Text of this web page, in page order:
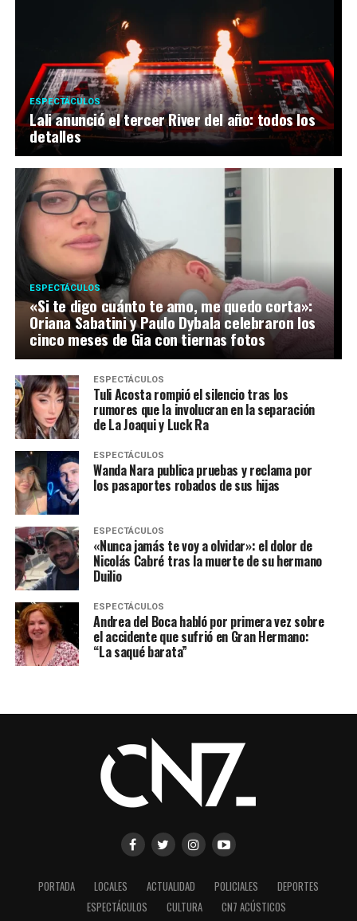
ESPECTÁCULOS
Lali anunció el tercer River del año: todos los
detalles
ESPECTÁCULOS
«Si te digo cuánto te amo, me quedo corta»:
Oriana Sabatini y Paulo Dybala celebraron los
cinco meses de Gia con tiernas fotos
ESPECTÁCULOS
Tuli Acosta rompió el silencio tras los
rumores que la involucran en la separación
de La Joaqui y Luck Ra
ESPECTÁCULOS
Wanda Nara publica pruebas y reclama por
los pasaportes robados de sus hijas
ESPECTÁCULOS
«Nunca jamás te voy a olvidar»: el dolor de
Nicolás Cabré tras la muerte de su hermano
Duilio
ESPECTÁCULOS
Andrea del Boca habló por primera vez sobre
el accidente que sufrió en Gran Hermano:
“La saqué barata”
PORTADA LOCALES ACTUALIDAD POLICIALES
DEPORTES
ESPECTÁCULOS
CULTURA CN7 ACÚSTICOS